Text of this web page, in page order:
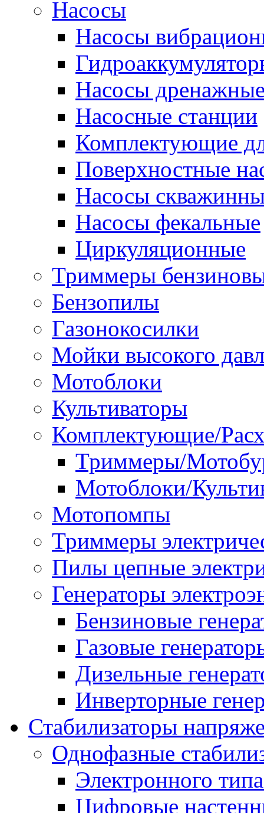
Насосы
Насосы
Насосы
Насосные станции
Комплектующие
Поверхностные
Насосы
Насосы фекальные
Циркуляционные
Триммеры
Бензопилы
Газонокосилки
Мойки высокого
Мотоблоки
Культиваторы
Комплектующие/
Триммеры/
Мотоблоки/
Мотопомпы
Триммеры
Пилы цепные
Генераторы
Бензиновые
Газовые
Дизельные
Инверторные
Стабилизаторы
Однофазные
Электронного
Цифровые